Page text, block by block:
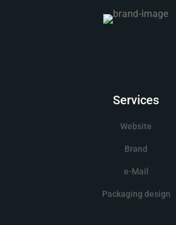
Services
Website
Brand
e-Mail
Packaging design